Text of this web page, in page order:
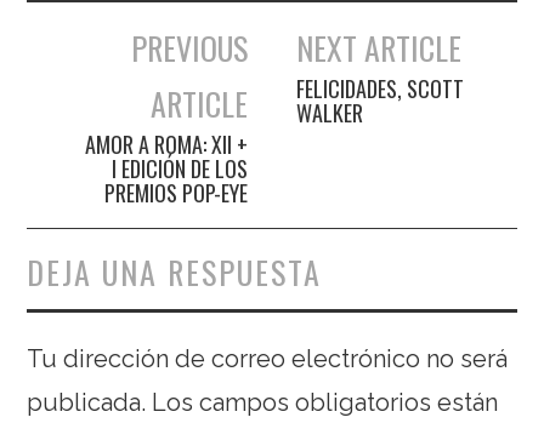
Navegación de entradas
PREVIOUS
ARTICLE
AMOR A ROMA: XII +
I EDICIÓN DE LOS
PREMIOS POP-EYE
NEXT ARTICLE
FELICIDADES, SCOTT
WALKER
DEJA UNA RESPUESTA
Tu dirección de correo electrónico no será
publicada. Los campos obligatorios están